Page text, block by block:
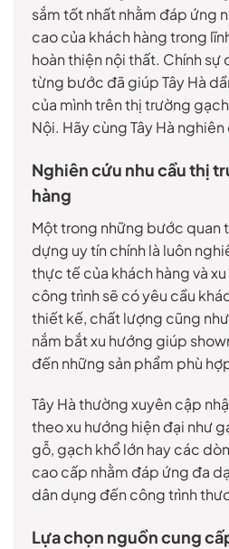
sắm tốt nhất nhằm đáp ứng
cao của khách hàng trong
hoàn thiện nội thất. Chính sự
từng bước đã giúp Tây Hà
của mình trên thị trường
Nội. Hãy cùng Tây Hà
Nghiên cứu nhu cầu thị
hàng
Một trong những bước quan
dựng uy tín chính là luôn
thực tế của khách hàng và
công trình sẽ có yêu cầu
thiết kế, chất lượng cũng
nắm bắt xu hướng giúp
đến những sản phẩm phù
Tây Hà thường xuyên cập
theo xu hướng hiện đại như
gỗ, gạch khổ lớn hay các
cao cấp nhằm đáp ứng đa
dân dụng đến công trình
Lựa chọn nguồn cung